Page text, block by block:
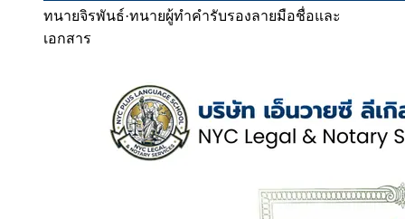
ทนายจิรพันธ์·ทนายผู้ทำคำรับรองลายมือชื่อและ
เอกสาร